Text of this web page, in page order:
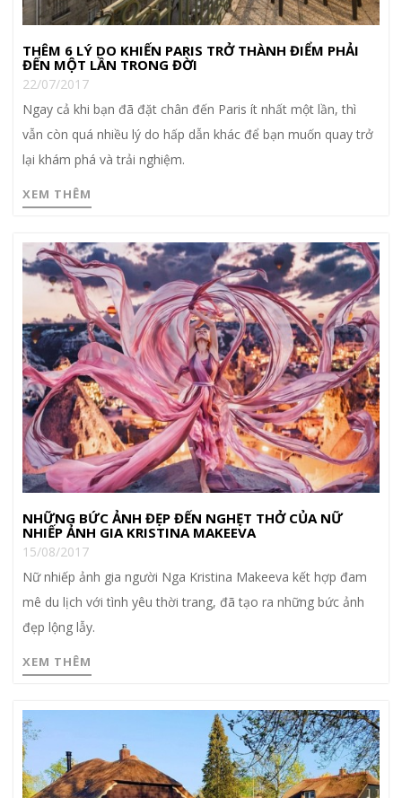
THÊM 6 LÝ DO KHIẾN PARIS TRỞ THÀNH ĐIỂM PHẢI
ĐẾN MỘT LẦN TRONG ĐỜI
22/07/2017
Ngay cả khi bạn đã đặt chân đến Paris ít nhất một lần, thì
vẫn còn quá nhiều lý do hấp dẫn khác để bạn muốn quay trở
lại khám phá và trải nghiệm.
XEM THÊM
NHỮNG BỨC ẢNH ĐẸP ĐẾN NGHẸT THỞ CỦA NỮ
NHIẾP ẢNH GIA KRISTINA MAKEEVA
15/08/2017
Nữ nhiếp ảnh gia người Nga Kristina Makeeva kết hợp đam
mê du lịch với tình yêu thời trang, đã tạo ra những bức ảnh
đẹp lộng lẫy.
XEM THÊM